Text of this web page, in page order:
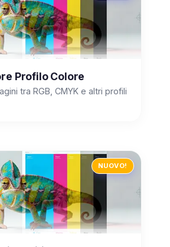
Profilo Colore
tra RGB, CMYK e altri profili
NUOVO!